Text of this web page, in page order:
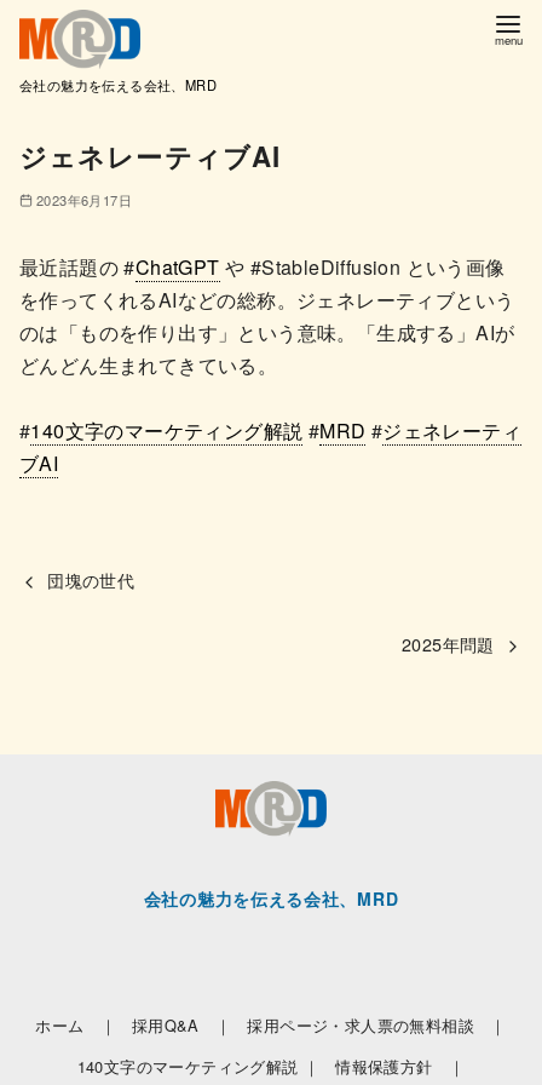
会社の魅力を伝える会社、MRD
ジェネレーティブAI
2023年6月17日
最近話題の #ChatGPT や #StableDiffusion という画像
を作ってくれるAIなどの総称。ジェネレーティブという
のは「ものを作り出す」という意味。「生成する」AIが
どんどん生まれてきている。
#140文字のマーケティング解説 #MRD #ジェネレーティ
ブAI
団塊の世代
2025年問題
会社の魅力を伝える会社、MRD
ホーム ｜ 採用Q&A ｜
採用ページ・求人票の無料相談 ｜
140文字のマーケティング解説 ｜
情報保護方針 ｜